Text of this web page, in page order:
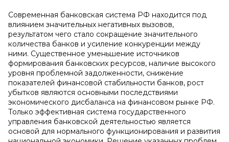
Современная банковская система РФ находится под
влиянием значительных негативных вызовов,
результатом чего стало сокращение значительного
количества банков и усиление конкуренции между
ними. Существенное уменьшение источников
формирования банковских ресурсов, наличие высокого
уровня проблемной задолженности, снижение
показателей финансовой стабильности банков, рост
убытков являются основными последствиями
экономического дисбаланса на финансовом рынке РФ.
Только эффективная система государственного
управления банковской деятельностью является
основой для нормального функционирования и развития